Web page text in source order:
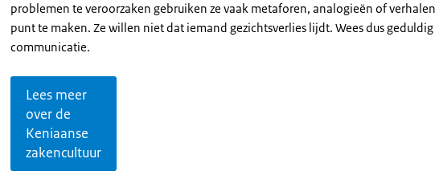
problemen te veroorzaken gebruiken ze vaak metaforen, analogieën of
punt te maken. Ze willen niet dat iemand gezichtsverlies lijdt. Wees dus
communicatie.
Lees meer
over de
Keniaanse
zakencultuur